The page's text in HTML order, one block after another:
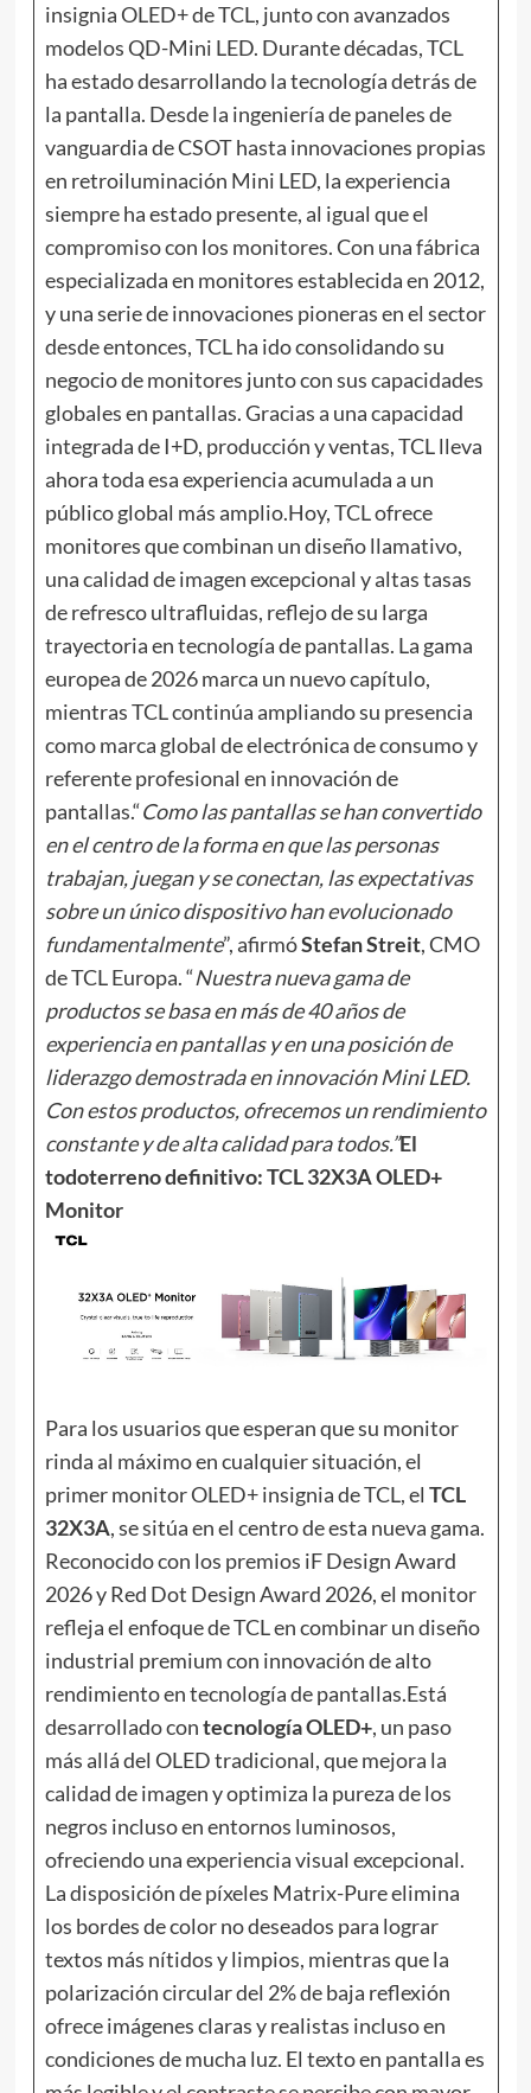
insignia OLED+ de TCL, junto con avanzados
modelos QD-Mini LED. Durante décadas, TCL
ha estado desarrollando la tecnología detrás de
la pantalla. Desde la ingeniería de paneles de
vanguardia de CSOT hasta innovaciones propias
en retroiluminación Mini LED, la experiencia
siempre ha estado presente, al igual que el
compromiso con los monitores. Con una fábrica
especializada en monitores establecida en 2012,
y una serie de innovaciones pioneras en el sector
desde entonces, TCL ha ido consolidando su
negocio de monitores junto con sus capacidades
globales en pantallas. Gracias a una capacidad
integrada de I+D, producción y ventas, TCL lleva
ahora toda esa experiencia acumulada a un
público global más amplio.Hoy, TCL ofrece
monitores que combinan un diseño llamativo,
una calidad de imagen excepcional y altas tasas
de refresco ultrafluidas, reflejo de su larga
trayectoria en tecnología de pantallas. La gama
europea de 2026 marca un nuevo capítulo,
mientras TCL continúa ampliando su presencia
como marca global de electrónica de consumo y
referente profesional en innovación de
pantallas.“Como las pantallas se han convertido
en el centro de la forma en que las personas
trabajan, juegan y se conectan, las expectativas
sobre un único dispositivo han evolucionado
fundamentalmente”, afirmóStefan Streit, CMO
de TCL Europa. “Nuestra nueva gama de
productos se basa en más de 40 años de
experiencia en pantallas y en una posición de
liderazgo demostrada en innovación Mini LED.
Con estos productos, ofrecemos un rendimiento
constante y de alta calidad para todos.”El
todoterreno definitivo: TCL 32X3A OLED+
Monitor
Para los usuarios que esperan que su monitor
rinda al máximo en cualquier situación, el
primer monitor OLED+ insignia de TCL, el TCL
32X3A, se sitúa en el centro de esta nueva gama.
Reconocido con los premios iF Design Award
2026 y Red Dot Design Award 2026, el monitor
refleja el enfoque de TCL en combinar un diseño
industrial premium con innovación de alto
rendimiento en tecnología de pantallas.Está
desarrollado contecnología OLED+, un paso
más allá del OLED tradicional, que mejora la
calidad de imagen y optimiza la pureza de los
negros incluso en entornos luminosos,
ofreciendo una experiencia visual excepcional.
La disposición de píxeles Matrix-Pure elimina
los bordes de color no deseados para lograr
textos más nítidos y limpios, mientras que la
polarización circular del 2% de baja reflexión
ofrece imágenes claras y realistas incluso en
condiciones de mucha luz. El texto en pantalla es